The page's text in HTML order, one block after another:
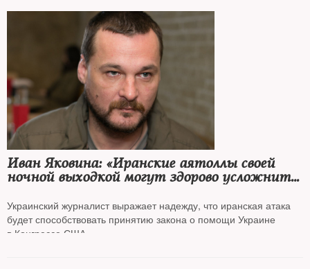
Иван Яковина: «Иранские аятоллы своей
ночной выходкой могут здорово усложнить
Китая на Дальнем Востоке»
Украинский журналист выражает надежду, что иранская атака
будет способствовать принятию закона о помощи Украине
в Конгрессе США